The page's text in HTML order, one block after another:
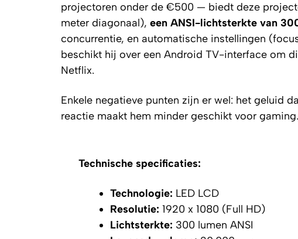
projectoren onder de €500 — biedt deze
meter diagonaal), een ANSI-lichtsterkte van
concurrentie, en automatische instellingen
beschikt hij over een Android TV-interface om
Netflix.
Enkele negatieve punten zijn er wel: het geluid
reactie maakt hem minder geschikt voor
Technische specificaties:
Technologie: LED LCD
Resolutie: 1920 x 1080 (Full HD)
Lichtsterkte: 300 lumen ANSI